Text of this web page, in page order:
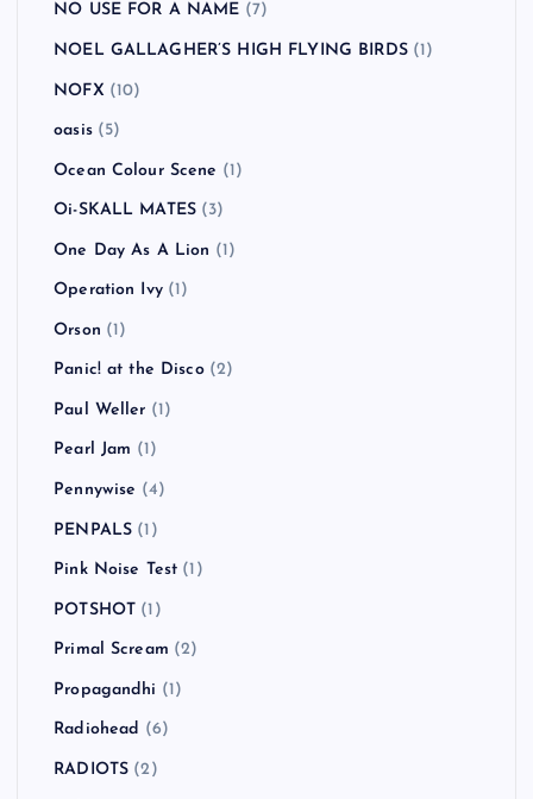
NO USE FOR A NAME (7)
NOEL GALLAGHER’S HIGH FLYING BIRDS(1)
NOFX (10)
oasis(5)
Ocean Colour Scene (1)
Oi-SKALL MATES (3)
One Day As A Lion (1)
Operation Ivy(1)
Orson (1)
Panic! at the Disco(2)
Paul Weller (1)
Pearl Jam (1)
Pennywise (4)
PENPALS (1)
Pink Noise Test (1)
POTSHOT (1)
Primal Scream (2)
Propagandhi (1)
Radiohead (6)
RADIOTS (2)